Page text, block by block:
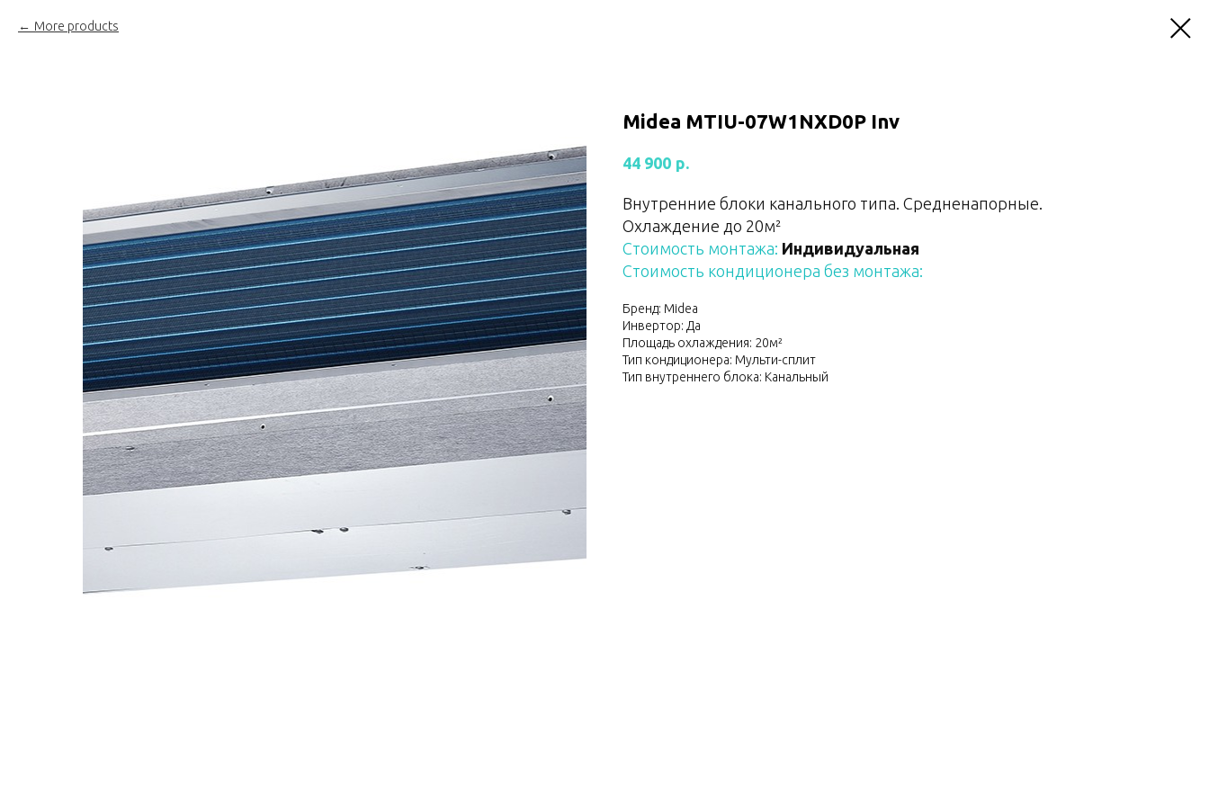
More products
Midea MTIU-07W1NXD0P Inv
44 900 р.
Внутренние блоки канального типа. Средненапорные.
Охлаждение до 20м²
Стоимость монтажа: Индивидуальная
Стоимость кондиционера без монтажа:
Бренд: Midea
Инвертор: Да
Площадь охлаждения: 20м²
Тип кондиционера: Мульти-сплит
Тип внутреннего блока: Канальный